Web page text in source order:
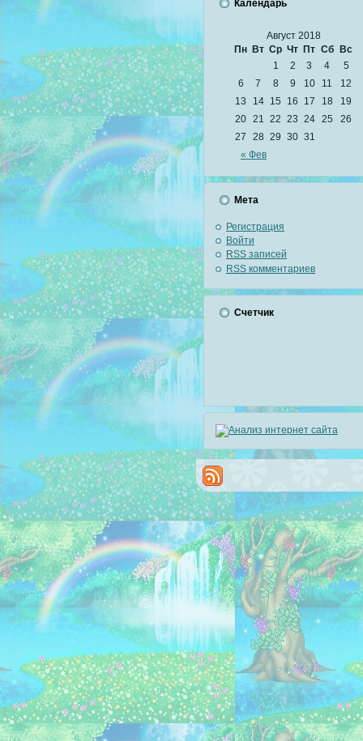
Календарь
Август 2018
Пн Вт Ср Чт Пт Сб Вс
« Фев
1 2 3 4
5
6
7 8 9 10 11
12
13
14 15 16 17 18
19
20 21 22 23 24 25
26
27
28 29 30 31
Мета
Регистрация
Войти
RSS записей
RSS комментариев
Счетчик